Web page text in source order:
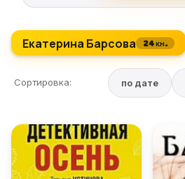
Екатерина Барсова 24 кн.
Сортировка: по дате